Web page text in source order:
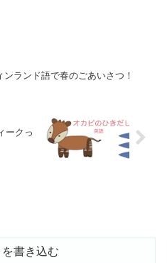
ンランド語で春のごあいさつ！
ークっ
書き込む